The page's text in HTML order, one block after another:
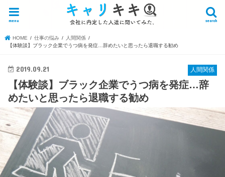
search
menu
HOME 仕事の悩み
人間関係
【体験談】ブラック企業でうつ病を発症…辞めたいと思ったら退職する勧め
人間関係
2019.09.21
【体験談】ブラック企業でうつ病を発症…辞
めたいと思ったら退職する勧め